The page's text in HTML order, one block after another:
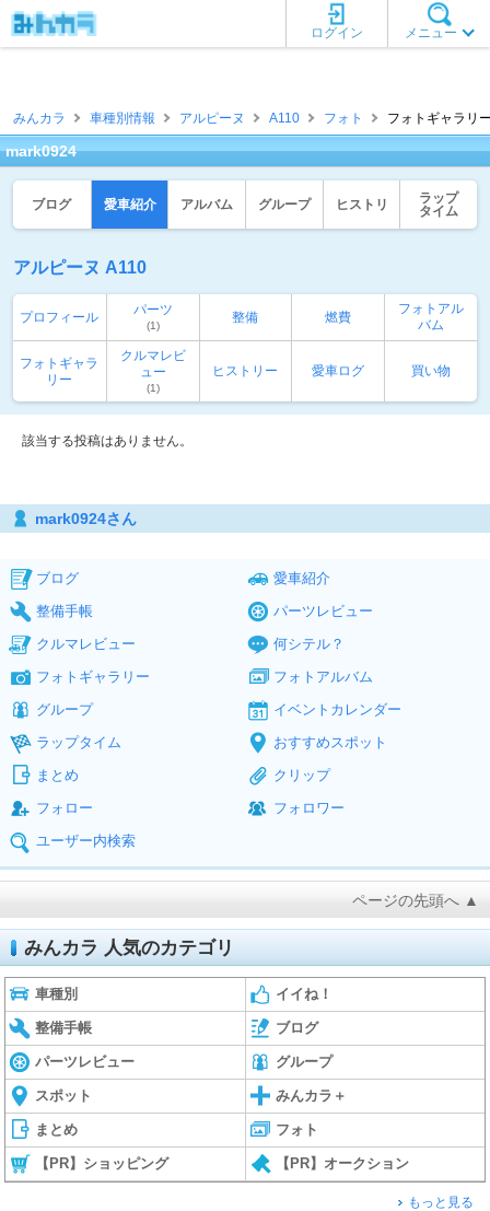
メニュー
ログイン
みんカラ 車種別情報 アルピーヌ A110 フォト フォトギャラリ
mark0924
ブログ 愛車紹介 アルバム グループ ヒストリ
ラップ
タイム
アルピーヌ A110
プロフィール パーツ
(1)
整備 燃費
フォトアル
バム
フォトギャラ
リー
クルマレビ
ュー
(1)
ヒストリー 愛車ログ 買い物
該当する投稿はありません。
mark0924さん
ブログ
愛車紹介
整備手帳
パーツレビュー
クルマレビュー
何シテル？
フォトギャラリー
フォトアルバム
グループ
イベントカレンダー
ラップタイム
おすすめスポット
まとめ
クリップ
フォロー
フォロワー
ユーザー内検索
ページの先頭へ ▲
みんカラ 人気のカテゴリ
車種別 イイね！
整備手帳 ブログ
パーツレビュー グループ
スポット みんカラ＋
まとめ フォト
【PR】ショッピング 【PR】オークション
もっと見る